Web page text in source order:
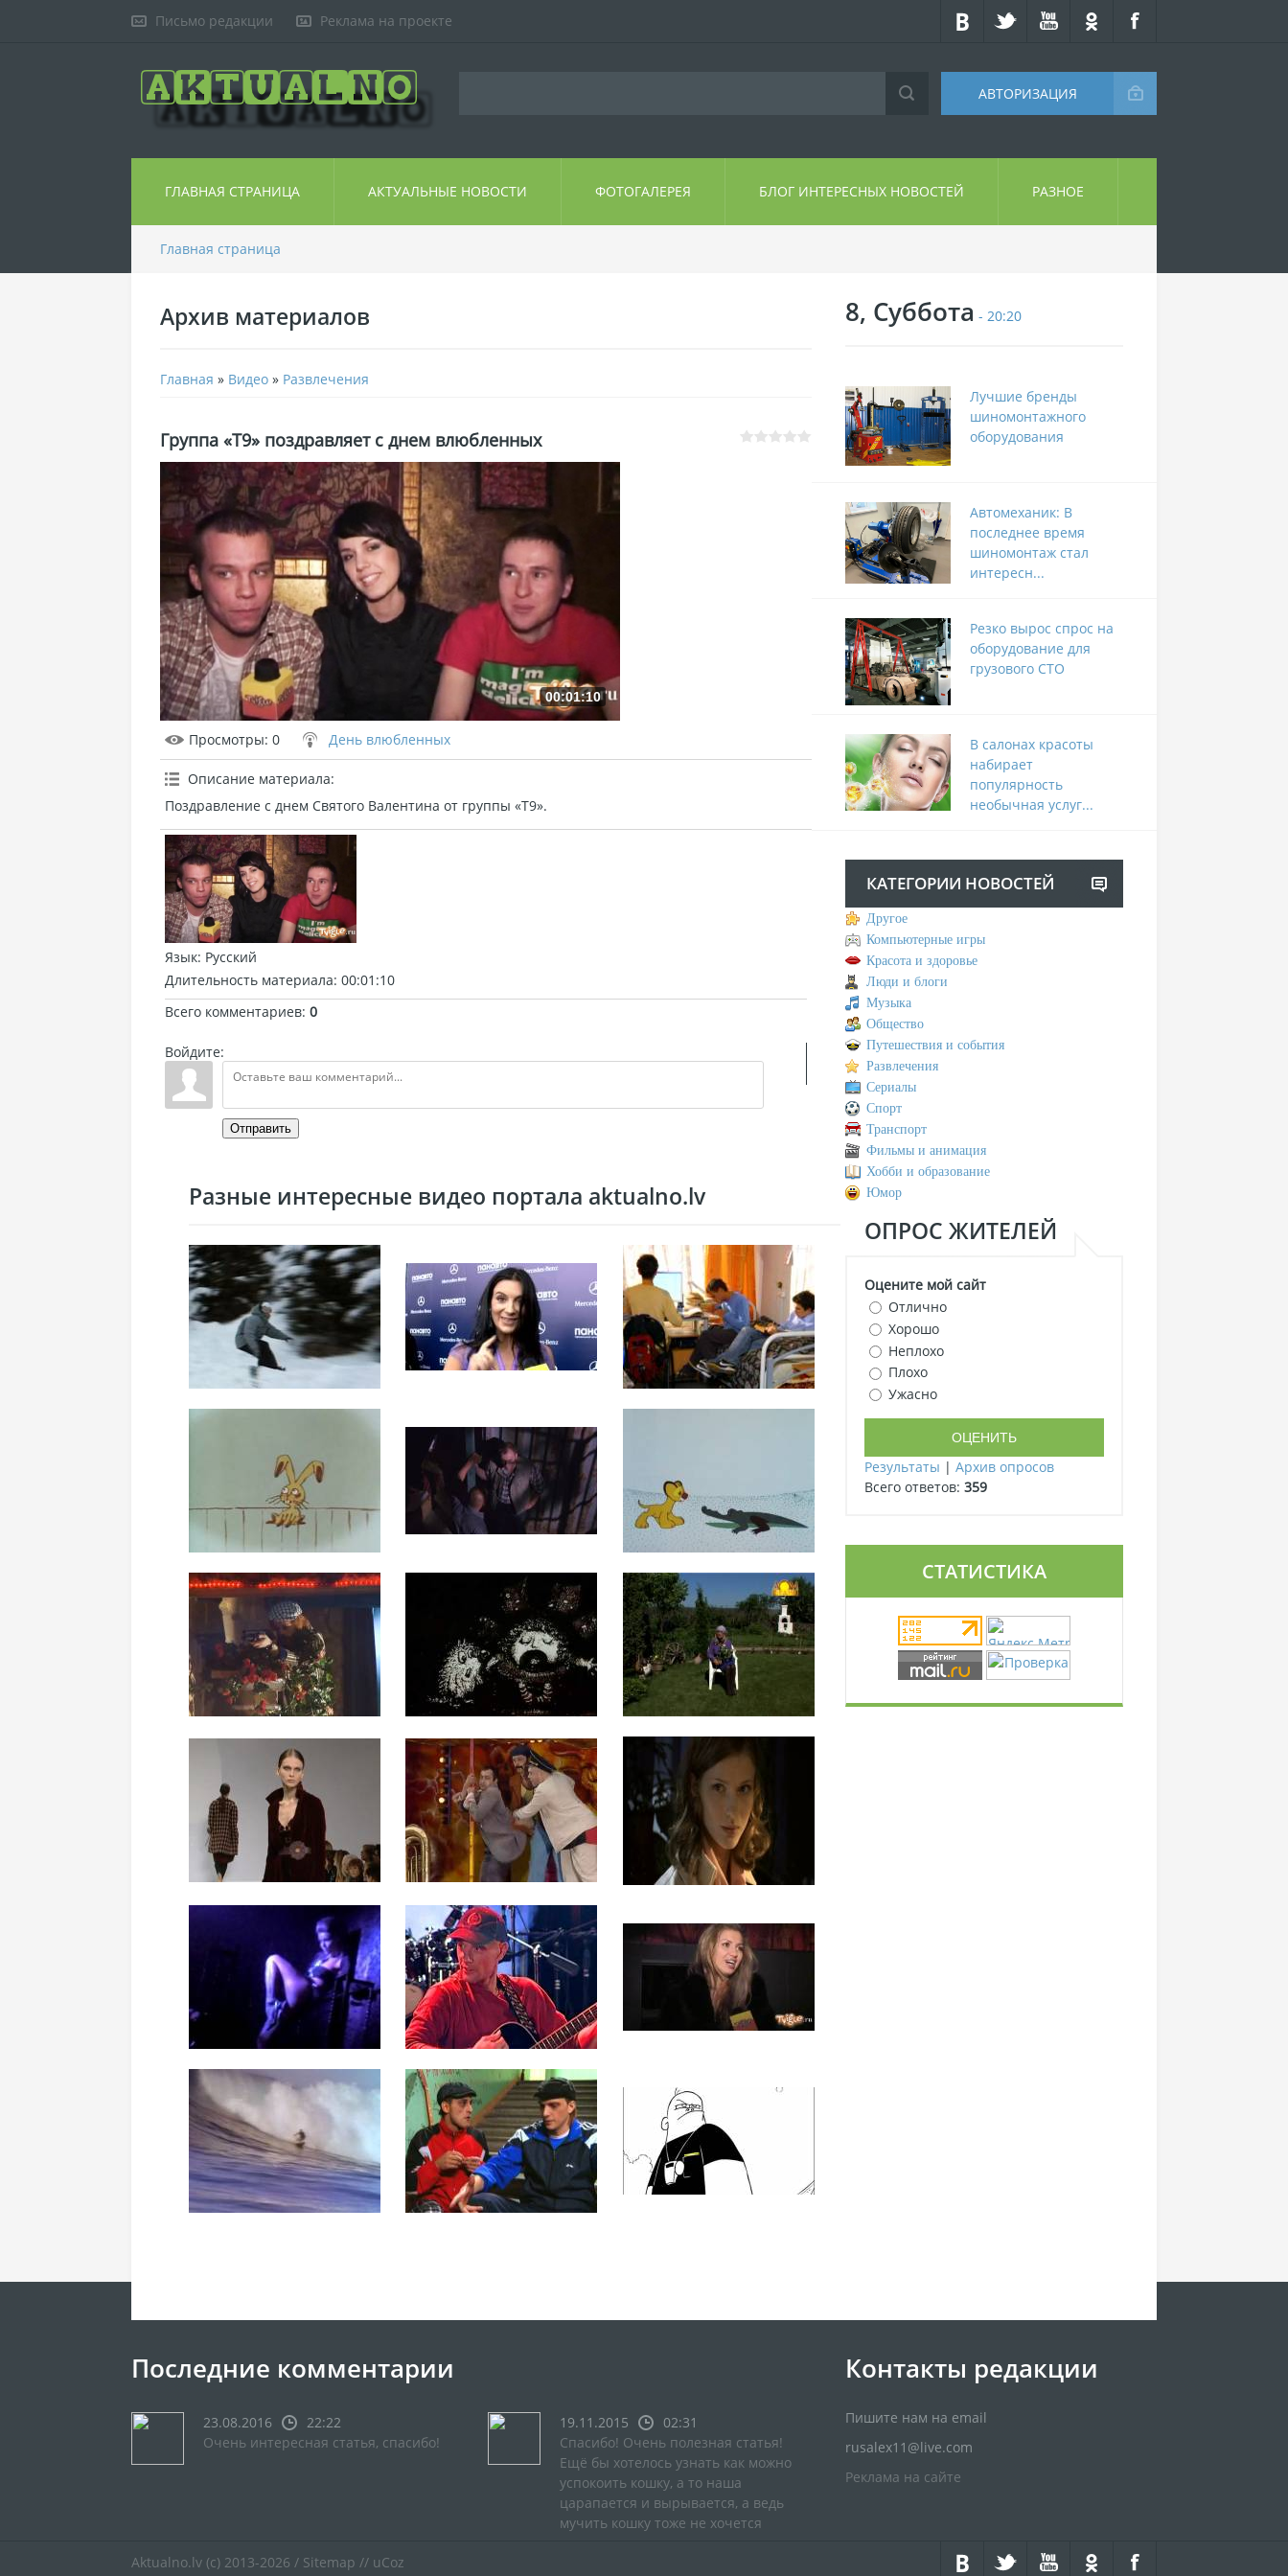
Письмо редакции Реклама на проекте
АВТОРИЗАЦИЯ
ГЛАВНАЯ СТРАНИЦА АКТУАЛЬНЫЕ НОВОСТИ ФОТОГАЛЕРЕЯ БЛОГ ИНТЕРЕСНЫХ НОВОСТЕЙ РАЗНОЕ
Главная страница
Архив материалов
Главная » Видео » Развлечения
Группа «Т9» поздравляет с днем влюбленных
00:01:10
Просмотры: 0 День влюбленных
Описание материала:
Поздравление с днем Святого Валентина от группы «Т9».
Язык: Русский
Длительность материала: 00:01:10
Всего комментариев: 0
Войдите:
Отправить
Разные интересные видео портала aktualno.lv
8, Суббота - 20:20
Лучшие бренды
шиномонтажного
оборудования
Автомеханик: В
последнее время
шиномонтаж стал
интересн...
Резко вырос спрос на
оборудование для
грузового СТО
В салонах красоты
набирает
популярность
необычная услуг...
КАТЕГОРИИ НОВОСТЕЙ
Другое
Компьютерные игры
Красота и здоровье
Люди и блоги
Музыка
Общество
Путешествия и события
Развлечения
Сериалы
Спорт
Транспорт
Фильмы и анимация
Хобби и образование
Юмор
ОПРОС ЖИТЕЛЕЙ
Оцените мой сайт
Отлично
Хорошо
Неплохо
Плохо
Ужасно
Результаты | Архив опросов
Всего ответов: 359
СТАТИСТИКА
Последние комментарии
23.08.2016
22:22
Очень интересная статья, спасибо!
19.11.2015
02:31
Спасибо! Очень полезная статья!
Ещё бы хотелось узнать как можно
успокоить кошку, а то наша
царапается и вырывается, а ведь
мучить кошку тоже не хочется
Контакты редакции
Пишите нам на email
rusalex11@live.com
Реклама на сайте
Aktualno.lv (c) 2013-2026 / Sitemap // uCoz